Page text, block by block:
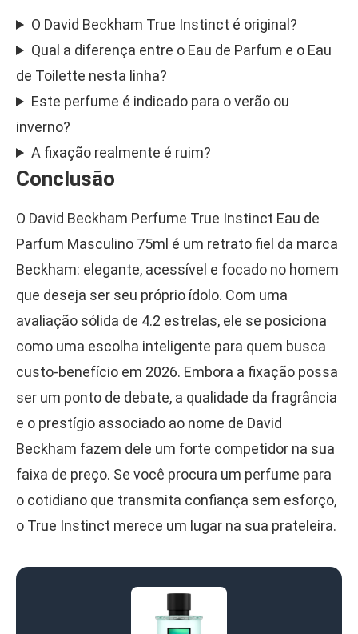
O David Beckham True Instinct é original?
Qual a diferença entre o Eau de Parfum e o Eau
de Toilette nesta linha?
Este perfume é indicado para o verão ou
inverno?
A fixação realmente é ruim?
Conclusão
O David Beckham Perfume True Instinct Eau de
Parfum Masculino 75ml é um retrato fiel da marca
Beckham: elegante, acessível e focado no homem
que deseja ser seu próprio ídolo. Com uma
avaliação sólida de 4.2 estrelas, ele se posiciona
como uma escolha inteligente para quem busca
custo-benefício em 2026. Embora a fixação possa
ser um ponto de debate, a qualidade da fragrância
e o prestígio associado ao nome de David
Beckham fazem dele um forte competidor na sua
faixa de preço. Se você procura um perfume para
o cotidiano que transmita confiança sem esforço,
o True Instinct merece um lugar na sua prateleira.